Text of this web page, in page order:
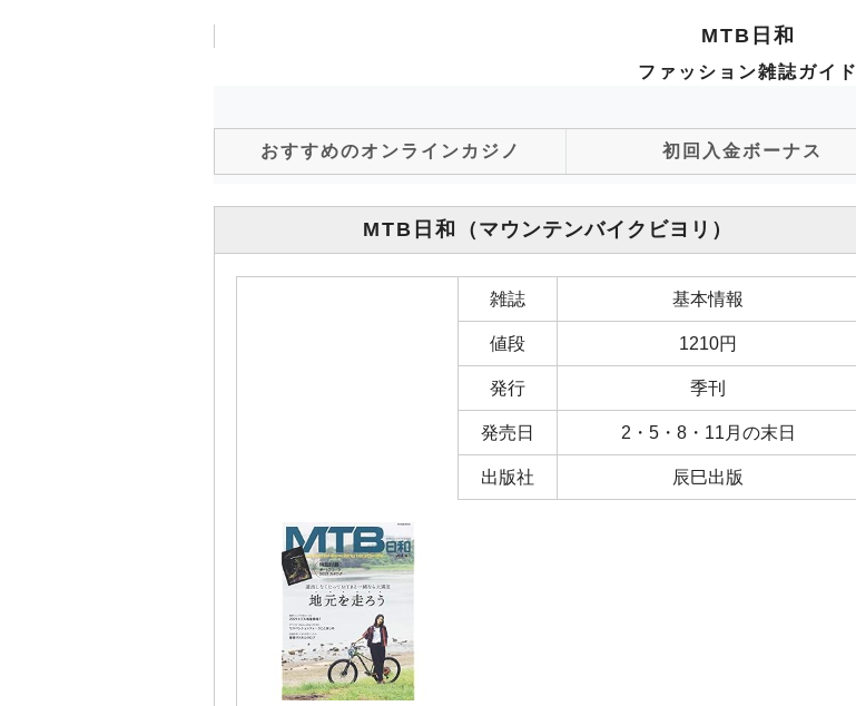
MTB日和
ファッション雑誌ガイド
おすすめのオンラインカジノ 初回入金ボーナス
MTB日和 （マウンテンバイクビヨリ）
雑誌 基本情報
値段 1210円
発行 季刊
発売日 2・5・8・11月の末日
出版社 辰巳出版